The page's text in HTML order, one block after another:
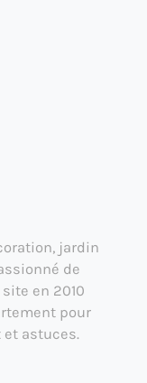
jardin
de
en 2010
pour
astuces.